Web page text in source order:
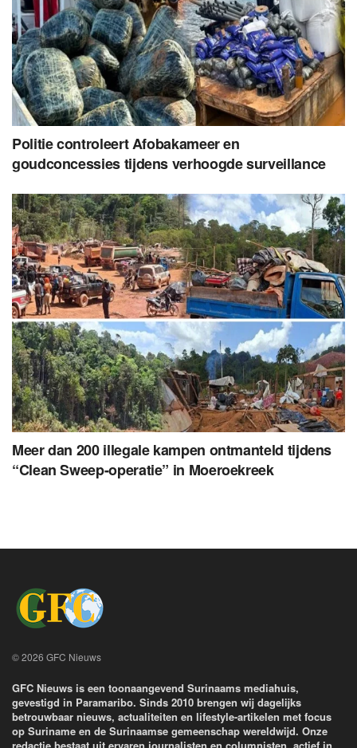
Politie controleert Afobakameer en
goudconcessies tijdens verhoogde surveillance
Meer dan 200 illegale kampen ontmanteld tijdens
“Clean Sweep-operatie” in Moeroekreek
© 2026 GFC Nieuws
GFC Nieuws is een toonaangevend Surinaams mediahuis,
gevestigd in Paramaribo. Sinds 2010 brengen wij dagelijks
betrouwbaar nieuws, actualiteiten en lifestyle-artikelen met focus
op Suriname en de Surinaamse gemeenschap wereldwijd. Onze